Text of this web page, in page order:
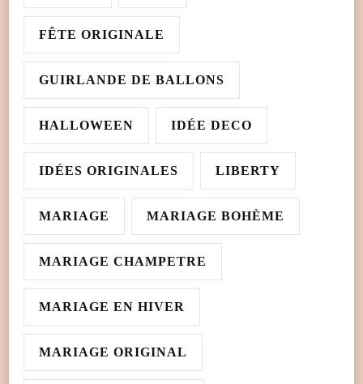
FÊTE ORIGINALE
GUIRLANDE DE BALLONS
HALLOWEEN IDÉE DECO
IDÉES ORIGINALES LIBERTY
MARIAGE MARIAGE BOHÈME
MARIAGE CHAMPETRE
MARIAGE EN HIVER
MARIAGE ORIGINAL